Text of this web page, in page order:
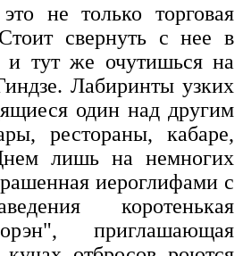
не только торговая
свернуть с нее в
тут же очутишься на
Лабиринты узких
один над другим
рестораны, кабаре,
лишь на немногих
иероглифами с
коротенькая
приглашающая